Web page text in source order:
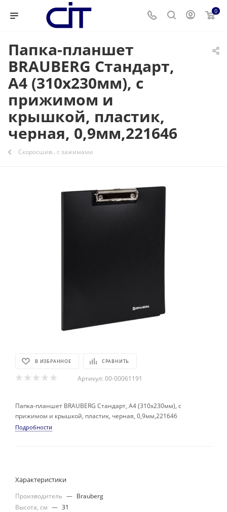
0
Папка-планшет
BRAUBERG Стандарт,
А4 (310х230мм), с
прижимом и
крышкой, пластик,
черная, 0,9мм,221646
Скоросшив.. с зажимами
В ИЗБРАННОЕ СРАВНИТЬ
Артикул: 00-00061191
Папка-планшет BRAUBERG Стандарт, А4 (310х230мм), с
прижимом и крышкой, пластик, черная, 0,9мм,221646
Подробности
Характеристики
Производитель — Brauberg
Высота, см — 31